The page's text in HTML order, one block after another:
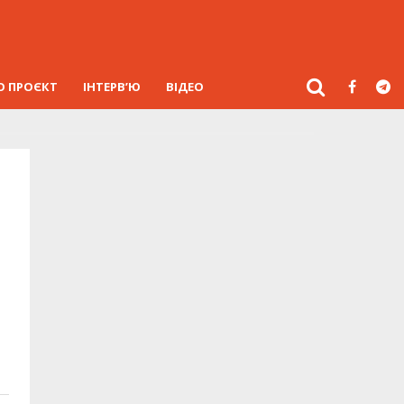
ПРОЄКТ ІНТЕРВ’Ю ВІДЕО